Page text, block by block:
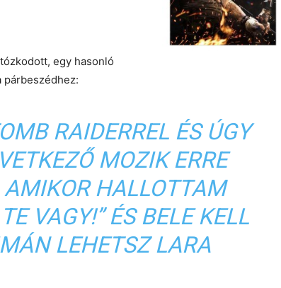
egy hasonló
párbeszédhez:
RAIDERREL ÉS ÚGY
MOZIK ERRE
HALLOTTAM
VAGY!” ÉS BELE KELL
LEHETSZ LARA